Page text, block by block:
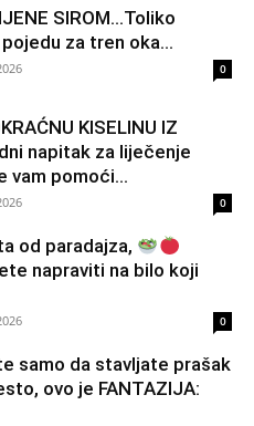
SIROM…Toliko
za tren oka…
0
KISELINU IZ
napitak za liječenje
vam pomoći...
0
od paradajza,
napraviti na bilo koji
0
samo da stavljate prašak
ovo je FANTAZIJA: